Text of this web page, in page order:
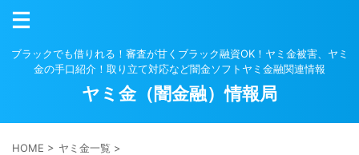
ブラックでも借りれる！審査が甘くブラック融資OK！ヤミ金被害、ヤミ
金の手口紹介！取り立て対応など闇金ソフトヤミ金融関連情報
ヤミ金（闇金融）情報局
HOME > ヤミ金一覧 >